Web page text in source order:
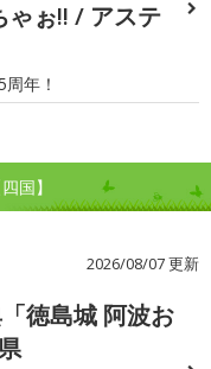
ゃぉ!! / アステ
年！
国】
2026/08/07 更新
徳島城 阿波お